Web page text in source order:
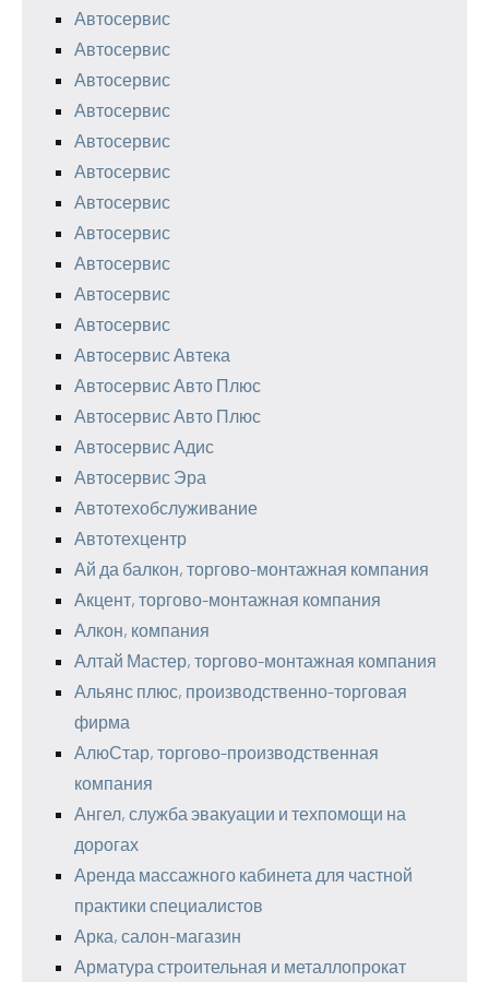
Автосервис
Автосервис
Автосервис
Автосервис
Автосервис
Автосервис
Автосервис
Автосервис
Автосервис
Автосервис
Автосервис
Автосервис Автека
Автосервис Авто Плюс
Автосервис Авто Плюс
Автосервис Адис
Автосервис Эра
Автотехобслуживание
Автотехцентр
Ай да балкон, торгово-монтажная компания
Акцент, торгово-монтажная компания
Алкон, компания
Алтай Мастер, торгово-монтажная компания
Альянс плюс, производственно-торговая
фирма
АлюСтар, торгово-производственная
компания
Ангел, служба эвакуации и техпомощи на
дорогах
Аренда массажного кабинета для частной
практики специалистов
Арка, салон-магазин
Арматура строительная и металлопрокат